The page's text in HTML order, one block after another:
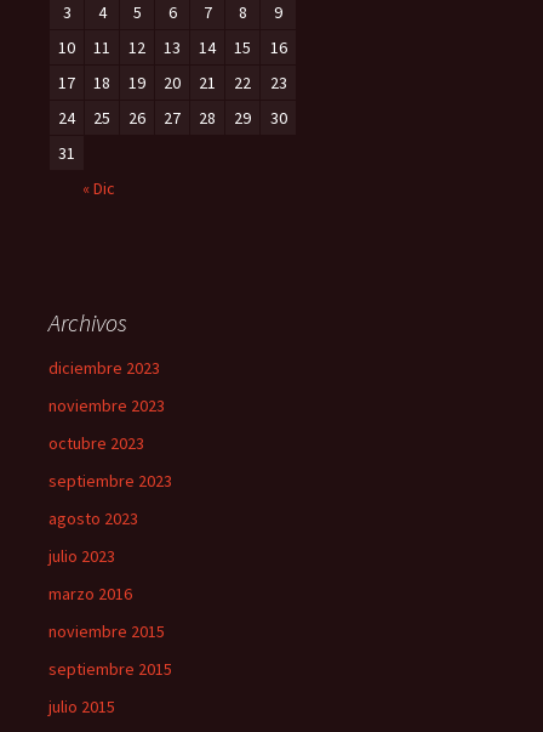
3
4 5 6 7 8
9
10
11 12 13 14 15
16
17
18 19 20 21 22
23
24
25 26 27 28 29
30
31
« Dic
Archivos
diciembre 2023
noviembre 2023
octubre 2023
septiembre 2023
agosto 2023
julio 2023
marzo 2016
noviembre 2015
septiembre 2015
julio 2015